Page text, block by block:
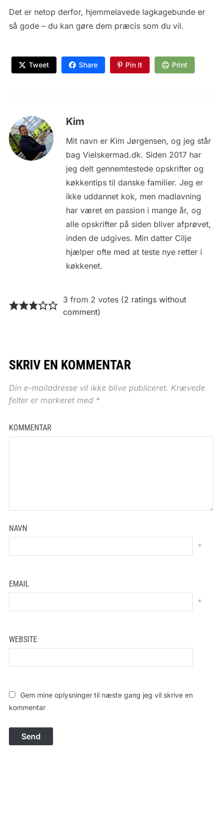
Det er netop derfor, hjemmelavede lagkagebunde er
så gode – du kan gøre dem præcis som du vil.
Tweet Share Pin It Print
Kim
Mit navn er Kim Jørgensen, og jeg står
bag Vielskermad.dk. Siden 2017 har
jeg delt gennemtestede opskrifter og
køkkentips til danske familier. Jeg er
ikke uddannet kok, men madlavning
har været en passion i mange år, og
alle opskrifter på siden bliver afprøvet,
inden de udgives. Min datter Cilje
hjælper ofte med at teste nye retter i
køkkenet.
3 from 2 votes (2 ratings without
comment)
SKRIV EN KOMMENTAR
Din e-mailadresse vil ikke blive publiceret. Krævede
felter er markeret med *
KOMMENTAR
NAVN
*
EMAIL
*
WEBSITE
Gem mine oplysninger til næste gang jeg vil skrive en
kommentar